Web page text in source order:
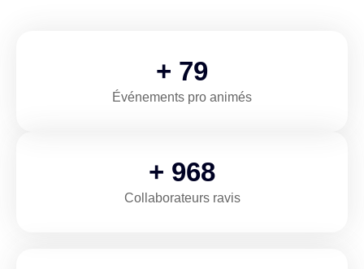
+ 120
Événements pro animés
+ 1,500
Collaborateurs ravis